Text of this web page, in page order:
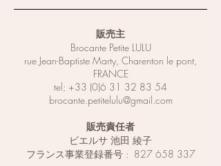
販売主
Brocante Petite LULU
rue Jean-Baptiste Marty, Charenton le pont,
FRANCE
tel; +33 (0)6 31 32 83 54
brocante.petitelulu@gmail.com
販売責任者
ビエルサ 池田 綾子
フランス事業登録番号 : 827 658 337